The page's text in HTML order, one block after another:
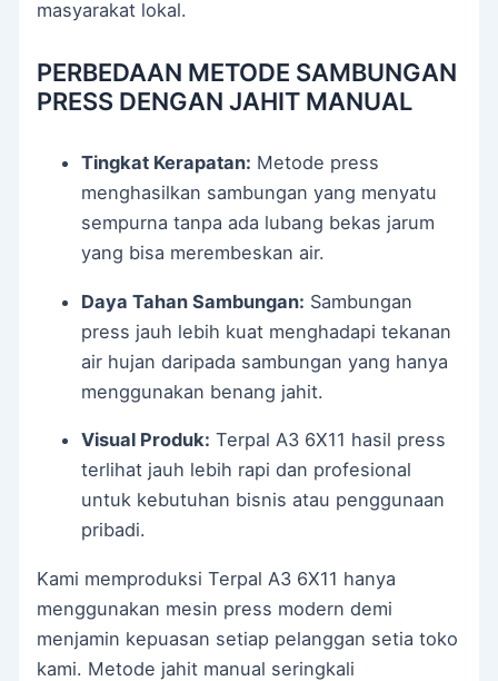
masyarakat lokal.
PERBEDAAN METODE SAMBUNGAN
PRESS DENGAN JAHIT MANUAL
Tingkat Kerapatan: Metode press
menghasilkan sambungan yang menyatu
sempurna tanpa ada lubang bekas jarum
yang bisa merembeskan air.
Daya Tahan Sambungan: Sambungan
press jauh lebih kuat menghadapi tekanan
air hujan daripada sambungan yang hanya
menggunakan benang jahit.
Visual Produk: Terpal A3 6X11 hasil press
terlihat jauh lebih rapi dan profesional
untuk kebutuhan bisnis atau penggunaan
pribadi.
Kami memproduksi Terpal A3 6X11 hanya
menggunakan mesin press modern demi
menjamin kepuasan setiap pelanggan setia toko
kami. Metode jahit manual seringkali